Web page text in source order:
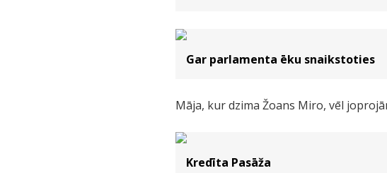
Gar parlamenta ēku snaikstoties
Māja, kur dzima Žoans Miro, vēl
Kredīta Pasāža